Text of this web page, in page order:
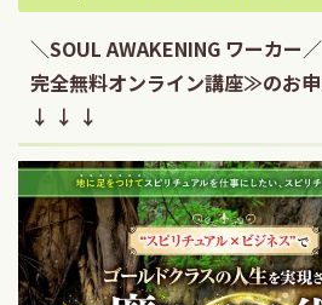
＼SOUL AWAKENING ワーカー
完全無料オンライン講座≫のお
↓ ↓ ↓